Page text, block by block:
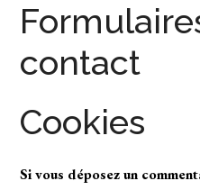
contact
Cookies
Si vous déposez un